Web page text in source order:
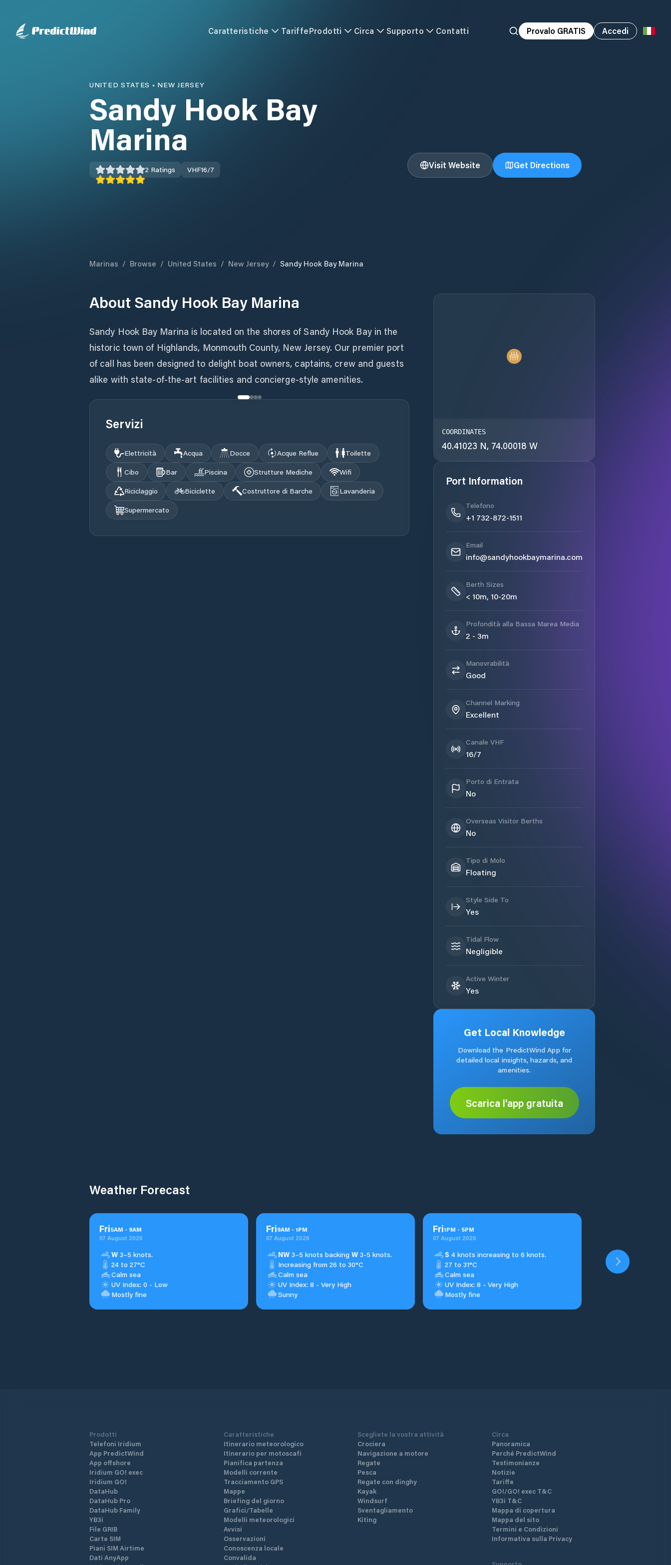
Caratteristiche TariffeProdotti Circa Supporto Contatti Provalo GRATIS Accedi
UNITED STATES • NEW JERSEY
Sandy Hook Bay
Marina
2 Ratings VHF16/7 Visit Website Get Directions
Marinas / Browse / United States / New Jersey / Sandy Hook Bay Marina
About Sandy Hook Bay Marina
Sandy Hook Bay Marina is located on the shores of Sandy Hook Bay in the
historic town of Highlands, Monmouth County, New Jersey. Our premier port
of call has been designed to delight boat owners, captains, crew and guests
alike with state-of-the-art facilities and concierge-style amenities.
Servizi
Elettricità Acqua Docce Acque Reflue
Toilette
Cibo
Bar Piscina Strutture Mediche
Wifi
Riciclaggio
Biciclette Costruttore di Barche
Lavanderia
Supermercato
COORDINATES
40.41023 N, 74.00018 W
Port Information
Telefono
+1 732-872-1511
Email
info@sandyhookbaymarina.com
Berth Sizes
< 10m, 10-20m
Profondità alla Bassa Marea Media
2 - 3m
Manovrabilità
Good
Channel Marking
Excellent
Canale VHF
16/7
Porto di Entrata
No
Overseas Visitor Berths
No
Tipo di Molo
Floating
Style Side To
Yes
Tidal Flow
Negligible
Active Winter
Yes
Get Local Knowledge
Download the PredictWind App for
detailed local insights, hazards, and
amenities.
Scarica l'app gratuita
Weather Forecast
Fri5AM - 9AM
07 August 2026
W 3–5 knots.
24 to 27°C
Calm sea
UV Index: 0 - Low
Mostly fine
Fri9AM - 1PM
07 August 2026
NW 3–5 knots backing W 3-5 knots.
Increasing from 26 to 30°C
Calm sea
UV Index: 8 - Very High
Sunny
Fri1PM - 5PM
07 August 2026
S 4 knots increasing to 6 knots.
27 to 31°C
Calm sea
UV Index: 8 - Very High
Mostly fine
Prodotti
Telefoni Iridium
App PredictWind
App offshore
Iridium GO! exec
Iridium GO!
DataHub
DataHub Pro
DataHub Family
YB3i
File GRIB
Carte SIM
Piani SIM Airtime
Dati AnyApp
Caratteristiche
Itinerario meteorologico
Itinerario per motoscafi
Pianifica partenza
Modelli corrente
Tracciamento GPS
Mappe
Briefing del giorno
Grafici/Tabelle
Modelli meteorologici
Avvisi
Osservazioni
Conoscenza locale
Convalida
Scegliete la vostra attività
Crociera
Navigazione a motore
Regate
Pesca
Regate con dinghy
Kayak
Windsurf
Sventagliamento
Kiting
Circa
Panoramica
Perché PredictWind
Testimonianze
Notizie
Tariffe
GO!/GO! exec T&C
YB3i T&C
Mappa di copertura
Mappa del sito
Termini e Condizioni
Informativa sulla Privacy